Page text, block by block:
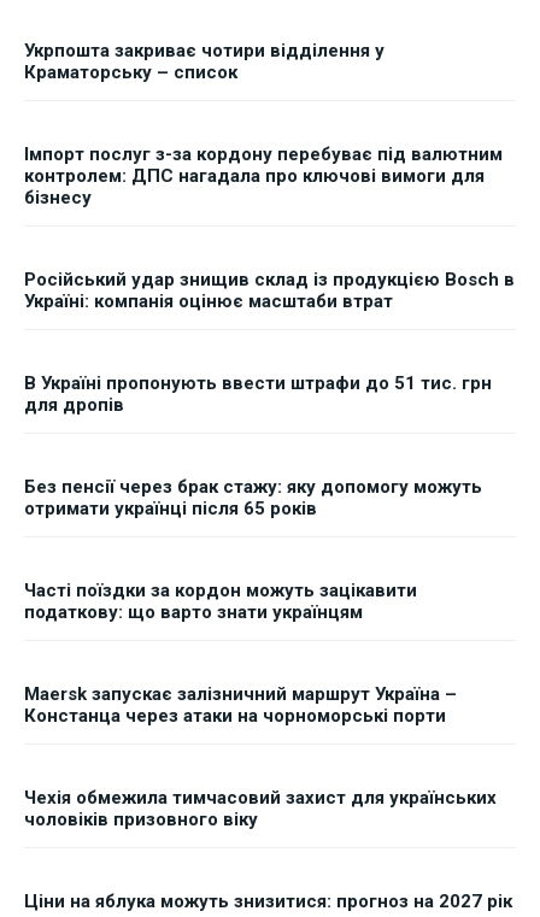
Укрпошта закриває чотири відділення у
Краматорську – список
Імпорт послуг з-за кордону перебуває під валютним
контролем: ДПС нагадала про ключові вимоги для
бізнесу
Російський удар знищив склад із продукцією Bosch в
Україні: компанія оцінює масштаби втрат
В Україні пропонують ввести штрафи до 51 тис. грн
для дропів
Без пенсії через брак стажу: яку допомогу можуть
отримати українці після 65 років
Часті поїздки за кордон можуть зацікавити
податкову: що варто знати українцям
Maersk запускає залізничний маршрут Україна –
Констанца через атаки на чорноморські порти
Чехія обмежила тимчасовий захист для українських
чоловіків призовного віку
Ціни на яблука можуть знизитися: прогноз на 2027 рік